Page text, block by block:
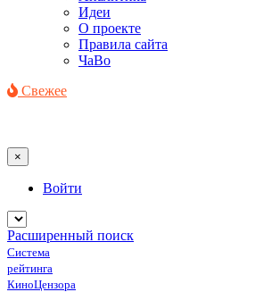
Идеи
О проекте
Правила сайта
ЧаВо
Свежее
×
Войти
Расширенный поиск
Система
рейтинга
КиноЦензора